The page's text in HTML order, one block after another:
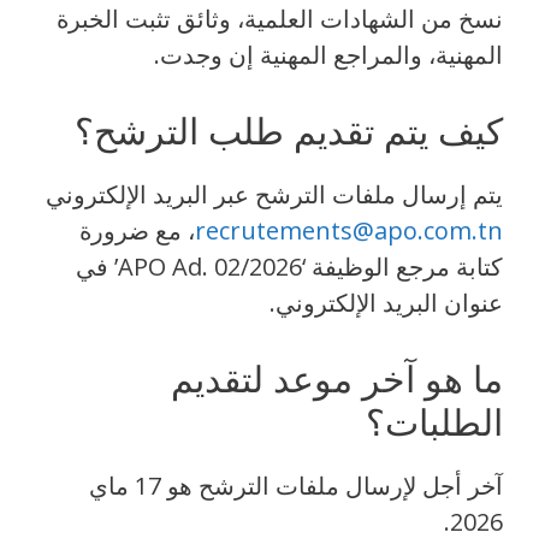
نسخ من الشهادات العلمية، وثائق تثبت الخبرة
المهنية، والمراجع المهنية إن وجدت.
كيف يتم تقديم طلب الترشح؟
يتم إرسال ملفات الترشح عبر البريد الإلكتروني
recrutements@apo.com.tn، مع ضرورة
كتابة مرجع الوظيفة ‘APO Ad. 02/2026’ في
عنوان البريد الإلكتروني.
ما هو آخر موعد لتقديم
الطلبات؟
آخر أجل لإرسال ملفات الترشح هو 17 ماي
2026.